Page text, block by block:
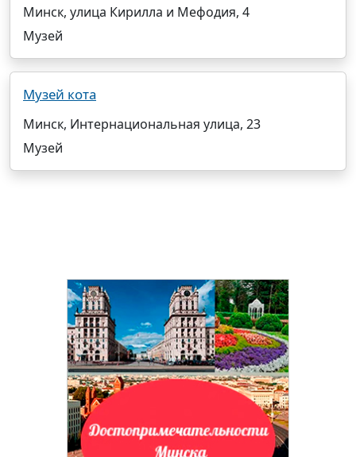
Минск, улица Кирилла и Мефодия, 4
Музей
Музей кота
Минск, Интернациональная улица, 23
Музей